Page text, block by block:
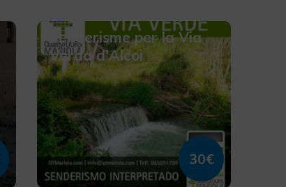
Senderisme per la Via
Verda d'Alcoi
30€